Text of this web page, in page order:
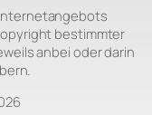
bestimmter
anbei oder darin